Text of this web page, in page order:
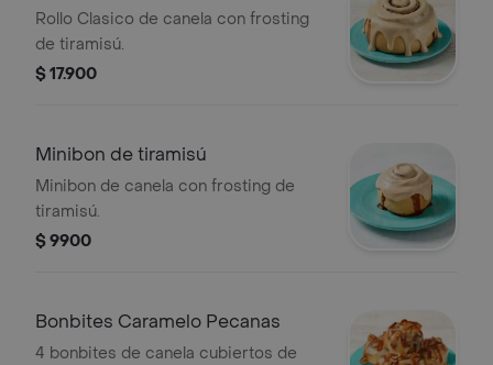
Rollo Clasico de canela con frosting
de tiramisú.
$ 17.900
Minibon de tiramisú
Minibon de canela con frosting de
tiramisú.
$ 9900
Bonbites Caramelo Pecanas
4 bonbites de canela cubiertos de